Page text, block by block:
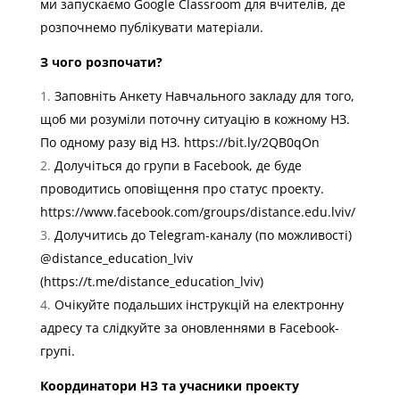
ми запускаємо Google Classroom для вчителів, де
розпочнемо публікувати матеріали.
З чого розпочати?
Заповніть Анкету Навчального закладу для того,
щоб ми розуміли поточну ситуацію в кожному НЗ.
По одному разу від НЗ. https://bit.ly/2QB0qOn
Долучіться до групи в Facebook, де буде
проводитись оповіщення про статус проекту.
https://www.facebook.com/groups/distance.edu.lviv/
Долучитись до Telegram-каналу (по можливості)
@distance_education_lviv
(https://t.me/distance_education_lviv)
Очікуйте подальших інструкцій на електронну
адресу та слідкуйте за оновленнями в Facebook-
групі.
Координатори НЗ та учасники проекту